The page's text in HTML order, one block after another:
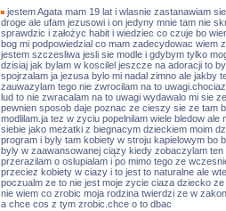
jestem Agata mam 19 lat i wlasnie zastanawiam
droge ale ufam jezusowi i on jedyny mnie tam nie
sprawdzic i założyc habit i wiedziec co czuje bo
bog mi podpowiedzial co mam zadecydowac wiem
jestem szczesliwa jesli sie modle i gdybym tylko
dzisiaj jak bylam w koscilel jeszcze na adoracji to
spojrzalam ja jezusa bylo mi nadal zimno ale jakby
zauwazylam tego nie zwrocilam na to
lud to nie zwracalam na to uwagi wydawalo mi sie
pewnien sposob daje poznac ze cieszy sie ze tam
modlilam.ja tez w zyciu popelnilam wiele bledow ale
siebie jako meżatki z biegnacym dzieckiem moim
program i byly tam kobiety w stroju kapielowym bo
byly w zaawansowanej ciązy kiedy zobaczylam
przerazilam o oslupialam i po mimo tego ze
przeciez kobiety w ciazy i to jest to naturalne ale
poczualm ze to nie jest moje zycie ciaza dziecko
nie wiem co zrobic moja rodzina twierdzi ze w
a chce cos z tym zrobic.chce o to dbac